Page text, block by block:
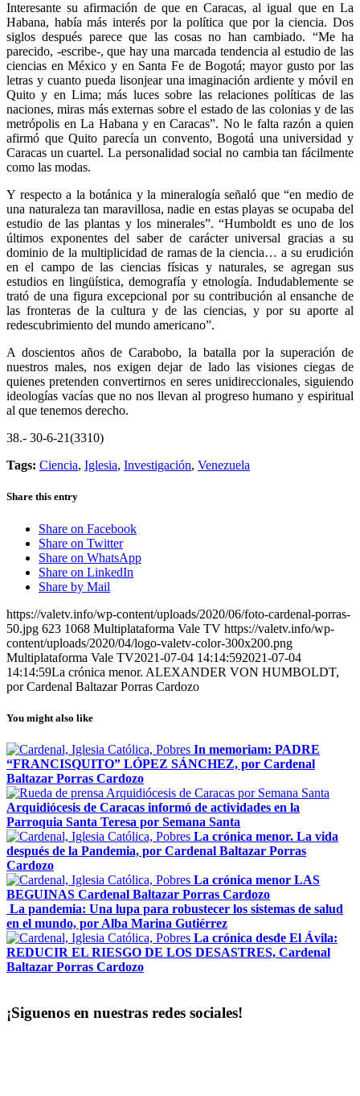
Interesante su afirmación de que en Caracas, al igual que en La
Habana, había más interés por la política que por la ciencia. Dos
siglos después parece que las cosas no han cambiado. “Me ha
parecido, -escribe-, que hay una marcada tendencia al estudio de las
ciencias en México y en Santa Fe de Bogotá; mayor gusto por las
letras y cuanto pueda lisonjear una imaginación ardiente y móvil en
Quito y en Lima; más luces sobre las relaciones políticas de las
naciones, miras más externas sobre el estado de las colonias y de las
metrópolis en La Habana y en Caracas”. No le falta razón a quien
afirmó que Quito parecía un convento, Bogotá una universidad y
Caracas un cuartel. La personalidad social no cambia tan fácilmente
como las modas.
Y respecto a la botánica y la mineralogía señaló que “en medio de
una naturaleza tan maravillosa, nadie en estas playas se ocupaba del
estudio de las plantas y los minerales”. “Humboldt es uno de los
últimos exponentes del saber de carácter universal gracias a su
dominio de la multiplicidad de ramas de la ciencia… a su erudición
en el campo de las ciencias físicas y naturales, se agregan sus
estudios en lingüística, demografía y etnología. Indudablemente se
trató de una figura excepcional por su contribución al ensanche de
las fronteras de la cultura y de las ciencias, y por su aporte al
redescubrimiento del mundo americano”.
A doscientos años de Carabobo, la batalla por la superación de
nuestros males, nos exigen dejar de lado las visiones ciegas de
quienes pretenden convertirnos en seres unidireccionales, siguiendo
ideologías vacías que no nos llevan al progreso humano y espiritual
al que tenemos derecho.
38.- 30-6-21(3310)
Tags: Ciencia, Iglesia, Investigación, Venezuela
Share this entry
Share on Facebook
Share on Twitter
Share on WhatsApp
Share on LinkedIn
Share by Mail
https://valetv.info/wp-content/uploads/2020/06/foto-cardenal-porras-
50.jpg 623 1068 Multiplataforma Vale TV https://valetv.info/wp-
content/uploads/2020/04/logo-valetv-color-300x200.png
Multiplataforma Vale TV2021-07-04 14:14:592021-07-04
14:14:59La crónica menor. ALEXANDER VON HUMBOLDT,
por Cardenal Baltazar Porras Cardozo
You might also like
In memoriam: PADRE
“FRANCISQUITO” LÓPEZ SÁNCHEZ, por Cardenal
Baltazar Porras Cardozo
Arquidiócesis de Caracas informó de actividades en la
Parroquia Santa Teresa por Semana Santa
La crónica menor. La vida
después de la Pandemia, por Cardenal Baltazar Porras
Cardozo
La crónica menor LAS
BEGUINAS Cardenal Baltazar Porras Cardozo
La pandemia: Una lupa para robustecer los sistemas de salud
en el mundo, por Alba Marina Gutiérrez
La crónica desde El Ávila:
REDUCIR EL RIESGO DE LOS DESASTRES, Cardenal
Baltazar Porras Cardozo
¡Siguenos en nuestras redes sociales!